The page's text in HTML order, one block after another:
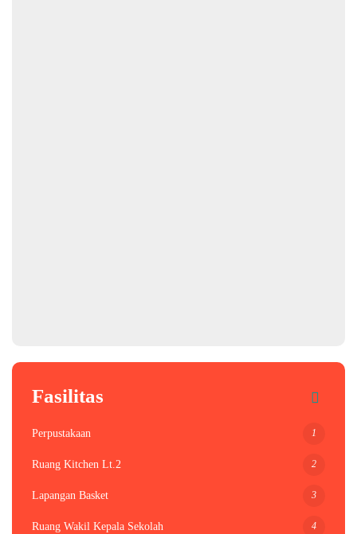
Fasilitas
Perpustakaan 1
Ruang Kitchen Lt.2 2
Lapangan Basket 3
Ruang Wakil Kepala Sekolah 4